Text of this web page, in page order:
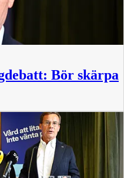
Bör skärpa